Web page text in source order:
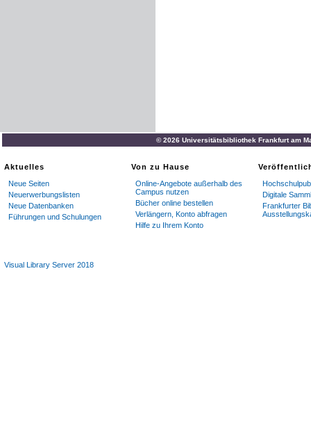
© 2026 Universitätsbibliothek Frankfurt am
Aktuelles
Neue Seiten
Neuerwerbungslisten
Neue Datenbanken
Führungen und Schulungen
Von zu Hause
Online-Angebote außerhalb des
Campus nutzen
Bücher online bestellen
Verlängern, Konto abfragen
Hilfe zu Ihrem Konto
Digitale
Frankfurter
Visual Library Server 2018